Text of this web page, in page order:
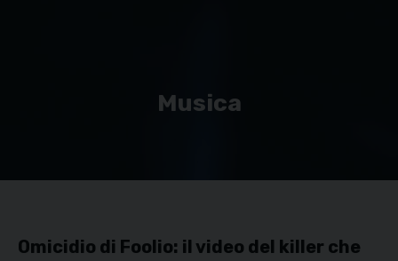
Musica
Omicidio di Foolio: il video del killer che